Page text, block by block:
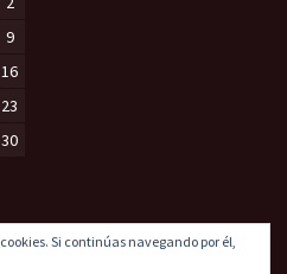
9
16
23
30
Si continúas navegando por él,